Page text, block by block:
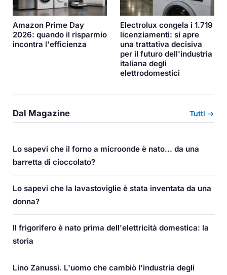
Amazon Prime Day
2026: quando il risparmio
incontra l'efficienza
Electrolux congela i 1.719
licenziamenti: si apre
una trattativa decisiva
per il futuro dell'industria
italiana degli
elettrodomestici
Dal Magazine Tutti →
Lo sapevi che il forno a microonde è nato... da una
barretta di cioccolato?
Lo sapevi che la lavastoviglie è stata inventata da una
donna?
Il frigorifero è nato prima dell'elettricità domestica: la
storia
Lino Zanussi. L'uomo che cambiò l'industria degli